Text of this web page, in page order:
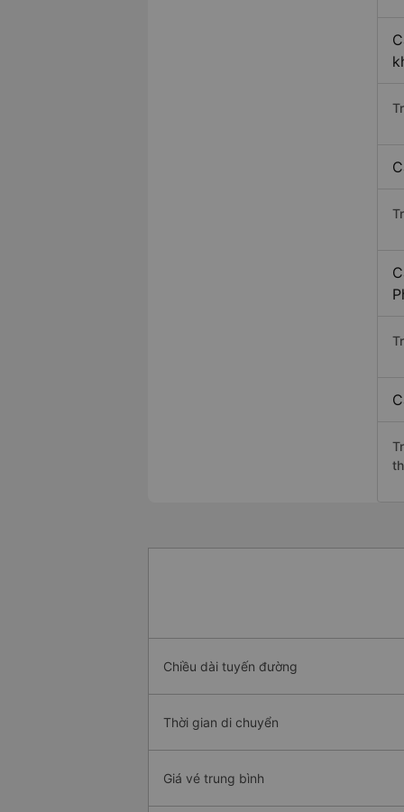
Chiều dài tuyến đường
Thời gian di chuyển
Giá vé trung bình